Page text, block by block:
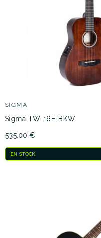
SIGMA
Sigma TW-16E-BKW
535,00 €
EN STOCK